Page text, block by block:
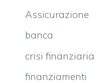
Assicurazione
banca
crisi finanziaria
finanziamenti